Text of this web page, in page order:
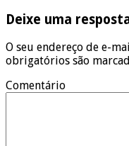
Deixe uma
O seu endereço de e-
obrigatórios são
Comentário